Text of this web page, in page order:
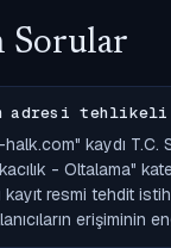
Sorular
adresi tehlikeli
kaydı T.C.
- Oltalama"
kayıt resmi tehdit
erişiminin